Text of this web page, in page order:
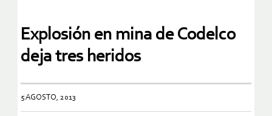
Explosión en mina de Codelco
deja tres heridos
5 AGOSTO, 2013